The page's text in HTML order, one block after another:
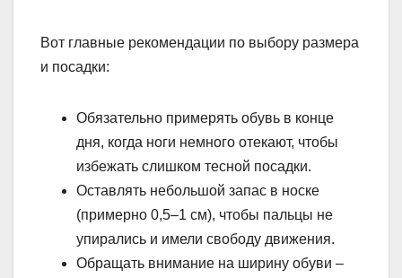
Вот главные рекомендации по выбору размера
и посадки:
Обязательно примерять обувь в конце
дня, когда ноги немного отекают, чтобы
избежать слишком тесной посадки.
Оставлять небольшой запас в носке
(примерно 0,5–1 см), чтобы пальцы не
упирались и имели свободу движения.
Обращать внимание на ширину обуви –